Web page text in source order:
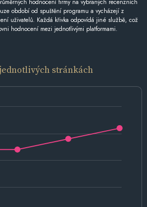
hodnocení firmy na vybraných recenzních
období od spuštění programu a vycházejí z
uživatelů. Každá křivka odpovídá jiné službě, což
hodnocení mezi jednotlivými platformami.
stránkách